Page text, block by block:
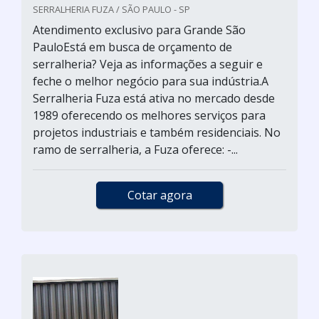
SERRALHERIA FUZA / SÃO PAULO - SP
Atendimento exclusivo para Grande São
PauloEstá em busca de orçamento de
serralheria? Veja as informações a seguir e
feche o melhor negócio para sua indústria.A
Serralheria Fuza está ativa no mercado desde
1989 oferecendo os melhores serviços para
projetos industriais e também residenciais. No
ramo de serralheria, a Fuza oferece: -...
Cotar agora